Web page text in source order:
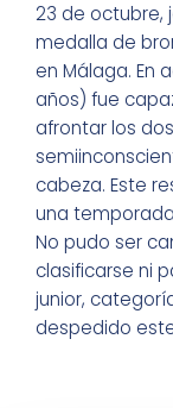
23 de octubre,
medalla de
en Málaga. En
años) fue
afrontar los
cabeza. Este
una
No pudo ser
clasificarse ni
junior,
despedido